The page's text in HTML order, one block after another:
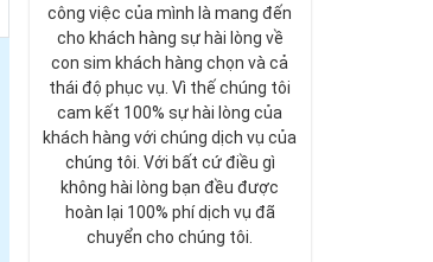
công việc của mình là mang đến
cho khách hàng sự hài lòng về
con sim khách hàng chọn và cả
thái độ phục vụ. Vì thế chúng tôi
cam kết 100% sự hài lòng của
khách hàng với chúng dịch vụ của
chúng tôi. Với bất cứ điều gì
không hài lòng bạn đều được
hoàn lại 100% phí dịch vụ đã
chuyển cho chúng tôi.